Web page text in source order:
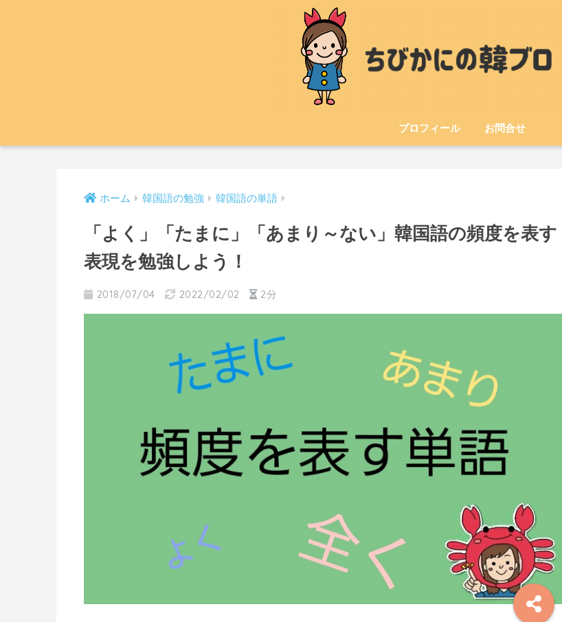
プロフィール お問合せ
ホーム 韓国語の勉強 韓国語の単語
「よく」「たまに」「あまり～ない」韓国語の頻度を表す
表現を勉強しよう！
2018/07/04 2022/02/02 2分